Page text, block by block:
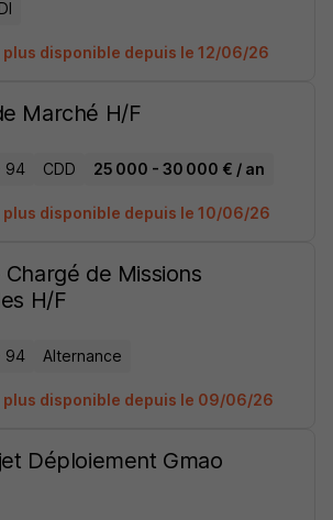
plus disponible depuis le 12/06/26
Marché H/F
94 CDD 25 000 - 30 000 € / an
plus disponible depuis le 10/06/26
de Missions
H/F
94 Alternance
plus disponible depuis le 09/06/26
Déploiement Gmao